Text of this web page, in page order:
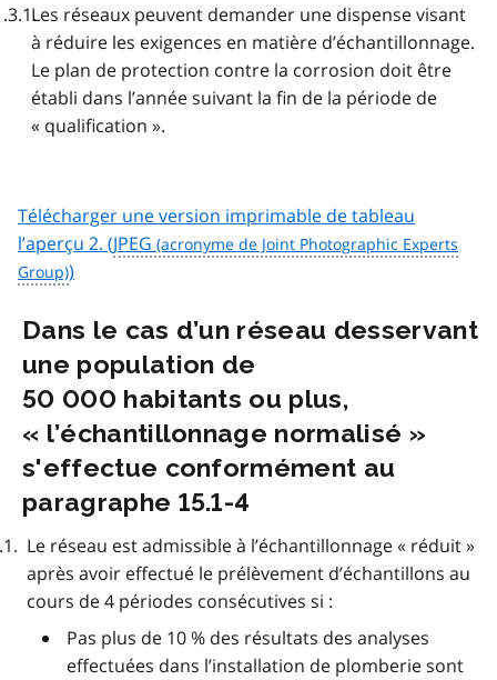
Les réseaux peuvent demander une dispense visant
à réduire les exigences en matière d’échantillonnage.
Le plan de protection contre la corrosion doit être
établi dans l’année suivant la fin de la période de
« qualification ».
Télécharger une version imprimable de tableau
l’aperçu 2. (JPEG
)
Dans le cas d’un réseau desservant
une population de
50 000 habitants ou plus,
« l’échantillonnage normalisé »
s'effectue conformément au
paragraphe 15.1-4
Le réseau est admissible à l’échantillonnage « réduit »
après avoir effectué le prélèvement d’échantillons au
cours de 4 périodes consécutives si :
Pas plus de 10 % des résultats des analyses
effectuées dans l’installation de plomberie sont